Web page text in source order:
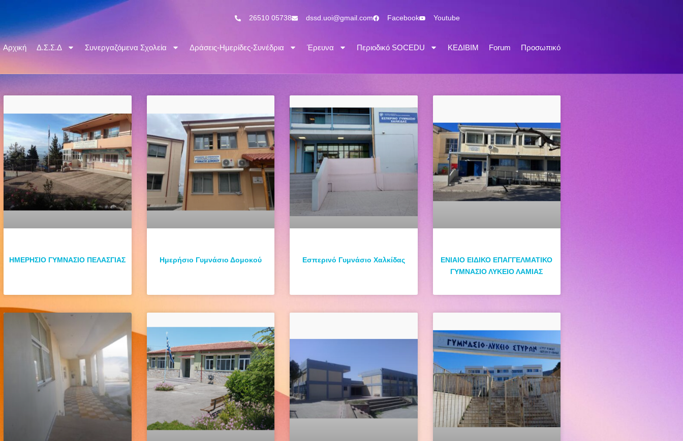
26510 05738 dssd.uoi@gmail.com Facebook Youtube
Αρχική Δ.Σ.Σ.Δ Συνεργαζόμενα Σχολεία Δράσεις-Ημερίδες-Συνέδρια Έρευνα Περιοδικό SOCEDU ΚΕΔΙΒΙΜ Forum Προσωπικό
ΗΜΕΡΗΣΙΟ ΓΥΜΝΑΣΙΟ ΠΕΛΑΣΓΙΑΣ Ημερήσιο Γυμνάσιο Δομοκού Εσπερινό Γυμνάσιο Χαλκίδας
ΕΝΙΑΙΟ ΕΙΔΙΚΟ ΕΠΑΓΓΕΛΜΑΤΙΚΟ
ΓΥΜΝΑΣΙΟ ΛΥΚΕΙΟ ΛΑΜΙΑΣ